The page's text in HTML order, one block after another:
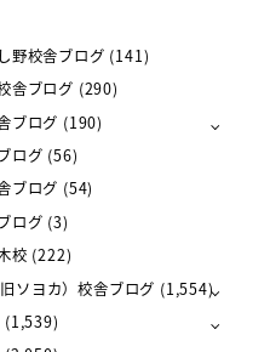
野校舎ブログ (141)
舎ブログ (290)
ブログ (190)
ログ (56)
ブログ (54)
ログ (3)
校 (222)
ソヨカ）校舎ブログ (1,554)
(1,539)